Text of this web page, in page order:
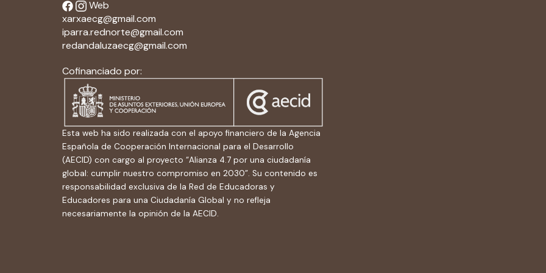
Web
xarxaecg@gmail.com
iparra.rednorte@gmail.com
redandaluzaecg@gmail.com
Cofinanciado por:
Esta web ha sido realizada con el apoyo financiero de la Agencia
Española de Cooperación Internacional para el Desarrollo
(AECID) con cargo al proyecto “Alianza 4.7 por una ciudadanía
global: cumplir nuestro compromiso en 2030”. Su contenido es
responsabilidad exclusiva de la Red de Educadoras y
Educadores para una Ciudadanía Global y no refleja
necesariamente la opinión de la AECID.